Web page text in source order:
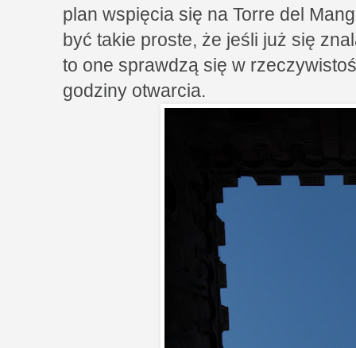
plan wspięcia się na Torre del
być takie proste, że jeśli już się
to one sprawdzą się w
godziny otwarcia.